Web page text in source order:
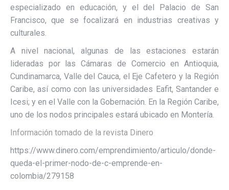
especializado en educación, y el del Palacio de San
Francisco, que se focalizará en industrias creativas y
culturales.
A nivel nacional, algunas de las estaciones estarán
lideradas por las Cámaras de Comercio en Antioquia,
Cundinamarca, Valle del Cauca, el Eje Cafetero y la Región
Caribe, así como con las universidades Eafit, Santander e
Icesi; y en el Valle con la Gobernación. En la Región Caribe,
uno de los nodos principales estará ubicado en Montería.
Información tomado de la revista Dinero
https://www.dinero.com/emprendimiento/articulo/donde-
queda-el-primer-nodo-de-c-emprende-en-
colombia/279158